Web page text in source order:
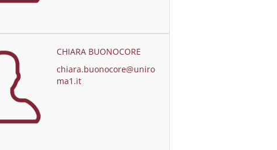
CHIARA BUONOCORE
chiara.buonocore@uniro
ma1.it